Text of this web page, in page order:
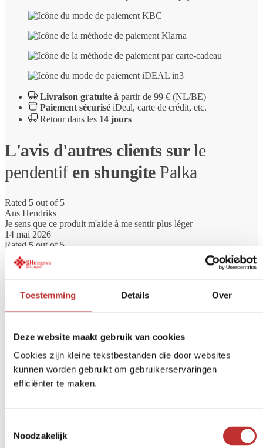
Toestemming Details Over
Deze website maakt gebruik van cookies
Cookies zijn kleine tekstbestanden die door websites
kunnen worden gebruikt om gebruikerservaringen
efficiënter te maken.
Noodzakelijk
Livraison gratuite à partir de 99 € (NL/BE)
Paiement sécurisé iDeal, carte de crédit, etc.
Retour dans les 14 jours
L'avis d'autres clients surle
pendentif en shungite Palka
Rated 5 out of 5
Ans Hendriks
Je sens que ce produit m'aide à me sentir plus léger
14 mai 2026
Rated 5 out of 5
Jolanda
À la hauteur des attentes
Les commentaires sont fermés.
Vous souhaitez toujours disposer d'une eau potable propre et sûre ?
Un filtre à eau permet d'éliminer les substances indésirables telles
eau de ville.